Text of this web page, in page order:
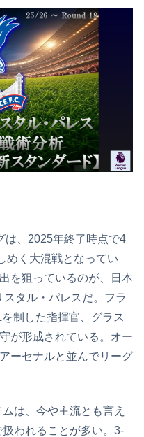
は、2025年終了時点で4
めく大混戦となってい
を狙っているのが、日本
タル・パレスだ。フラ
制した指揮官、グラス
が形成されている。オー
ーセナルと並んでリーグ
は、今や主流とも言え
われることが多い。3-